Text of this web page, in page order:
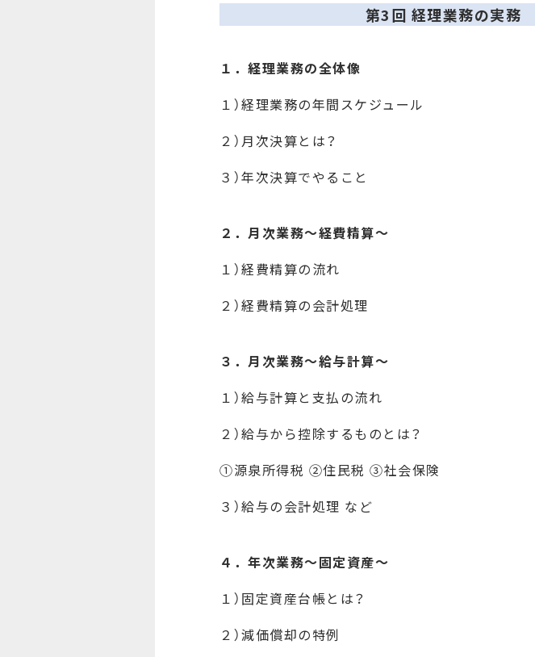
第3回 経理業務の実務
１．経理業務の全体像
１）経理業務の年間スケジュール
２）月次決算とは？
３）年次決算でやること
２．月次業務～経費精算～
１）経費精算の流れ
２）経費精算の会計処理
３．月次業務～給与計算～
１）給与計算と支払の流れ
２）給与から控除するものとは？
①源泉所得税 ②住民税 ③社会保険
３）給与の会計処理 など
４．年次業務～固定資産～
１）固定資産台帳とは？
２）減価償却の特例